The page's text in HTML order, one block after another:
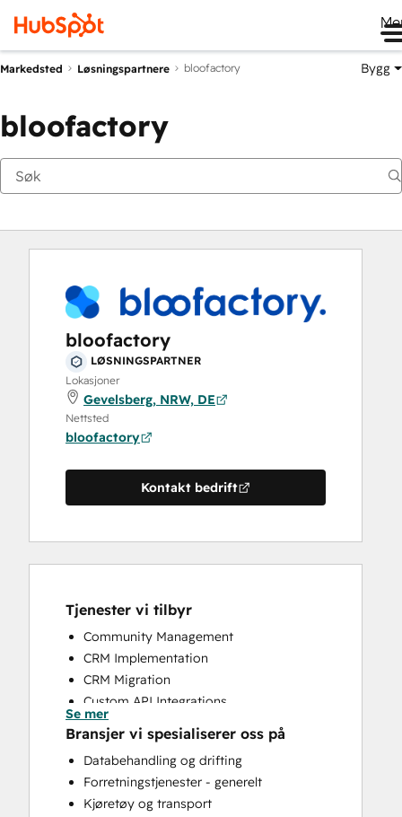
Markedsted Løsningspartnere bloofactory Bygg
bloofactory
bloofactory
LØSNINGSPARTNER
Lokasjoner
Gevelsberg, NRW, DE
Nettsted
bloofactory
Kontakt bedrift
Tjenester vi tilbyr
Community Management
CRM Implementation
CRM Migration
Custom API Integrations
Knowledge Base Development
Sales and Marketing Alignment
Sales Coaching and Training
Sales Enablement
Website Development
Se mer
Bransjer vi spesialiserer oss på
Databehandling og drifting
Forretningstjenester - generelt
Kjøretøy og transport